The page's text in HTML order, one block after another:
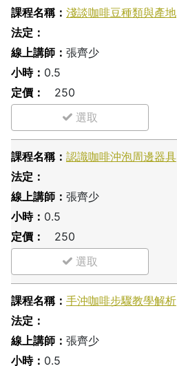
淺談咖啡豆種類與產地
張齊少
0.5
250
認識咖啡沖泡周邊器具
張齊少
0.5
250
手沖咖啡步驟教學解析
張齊少
0.5